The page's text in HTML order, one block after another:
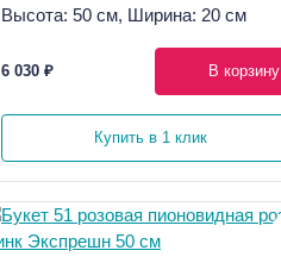
Высота: 50 см, Ширина: 20 см
6 030 ₽ В корзину
Купить в 1 клик